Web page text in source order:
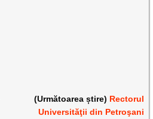
(Următoarea știre) Rectorul
Universităţii din Petroşani